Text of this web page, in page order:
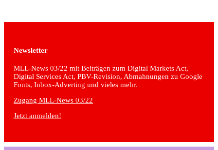
Newsletter
MLL-News 03/22 mit Beiträgen zum Digital Markets Act,
Digital Services Act, PBV-Revision, Abmahnungen zu Google
Fonts, Inbox-Adverting und vieles mehr.
Zugang MLL-News 03/22
Jetzt anmelden!